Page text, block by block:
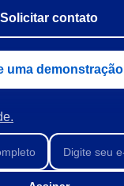
Solicitar contato
uma demonstração